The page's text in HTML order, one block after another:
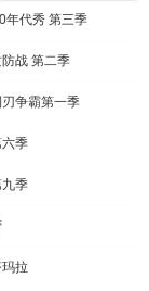
年代秀 第三季
战 第二季
争霸第一季
季
季
拉